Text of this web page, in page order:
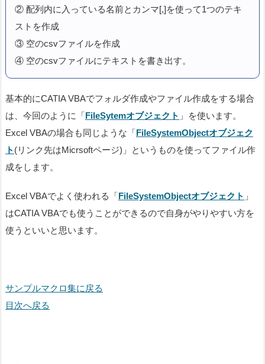
② 配列内に入っている名前とカンマ[,]を使って1つのテキ
ストを作成
③ 空のcsvファイルを作成
④ 空のcsvファイルにテキストを書き出す。
基本的にCATIA VBAでフォルダ作成やファイル作成をする場合
は、今回のように「 FileSytemオブジェクト 」を使います。
Excel VBAの場合も同じような「 FileSystemObjectオブジェク
ト (リンク先はMicrsoftページ)」というものを使ってファイル作
成をします。
Excel VBAでよく使われる「FileSystemObjectオブジェクト 」
はCATIA VBAでも使うことができるので自身がやりやすい方を
使うといいと思います。
サンプルマクロ集に戻る
目次へ戻る